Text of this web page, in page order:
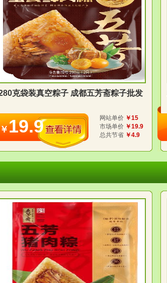
克袋装真空粽子 成都五芳斋粽子批发
￥19.9 网站单价 ￥15
市场单价 ￥19.9
总共节省 ￥4.9